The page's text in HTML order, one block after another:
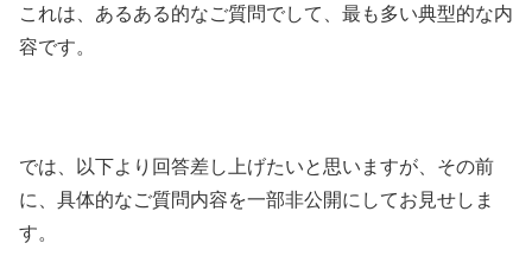
これは、あるある的なご質問でして、最も多い典型的な内
容です。
では、以下より回答差し上げたいと思いますが、その前
に、具体的なご質問内容を一部非公開にしてお見せしま
す。